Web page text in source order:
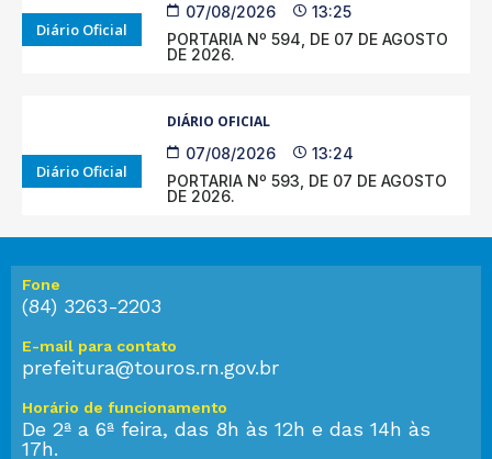
Diário Oficial
07/08/2026
13:25
PORTARIA Nº 594, DE 07 DE AGOSTO
DE 2026.
Diário Oficial
DIÁRIO OFICIAL
07/08/2026
13:24
PORTARIA Nº 593, DE 07 DE AGOSTO
DE 2026.
Fone
(84) 3263-2203
E-mail para contato
prefeitura@touros.rn.gov.br
Horário de funcionamento
De 2ª a 6ª feira, das 8h às 12h e das 14h às
17h.